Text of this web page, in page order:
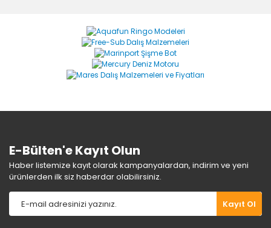
Yorum Yaz
Ürün resmi kalitesiz, bozuk veya görüntülenemiyor.
Ürün açıklamasında eksik bilgiler bulunuyor.
Ürün bilgilerinde hatalar bulunuyor.
E-Bülten'e Kayıt Olun
Haber listemize kayıt olarak kampanyalardan, indirim ve yeni
ürünlerden ilk siz haberdar olabilirsiniz.
Kayıt Ol